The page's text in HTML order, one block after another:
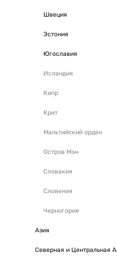
Швеция
Эстония
Югославия
Исландия
Кипр
Крит
Мальтийский орден
Остров Мэн
Словакия
Словения
Черногория
Азия
Северная и Центральная